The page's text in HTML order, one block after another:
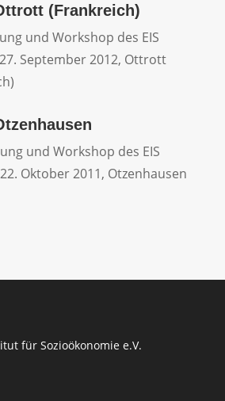
(Frankreich)
und Workshop des EIS
September 2012, Ottrott
und Workshop des EIS
Oktober 2011, Otzenhausen
für Sozioökonomie e.V.